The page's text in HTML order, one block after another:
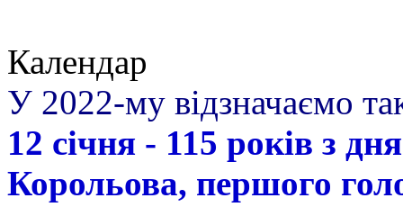
Календар
У 2022-му відзначаємо
12 січня - 115 років з
Корольова, першого